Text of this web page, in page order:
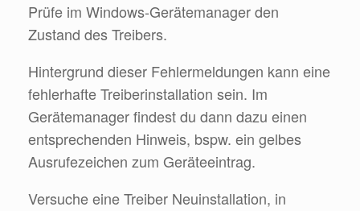
Prüfe im Windows-Gerätemanager den
Zustand des Treibers.
Hintergrund dieser Fehlermeldungen kann eine
fehlerhafte Treiberinstallation sein. Im
Gerätemanager findest du dann dazu einen
entsprechenden Hinweis, bspw. ein gelbes
Ausrufezeichen zum Geräteeintrag.
Versuche eine Treiber Neuinstallation, in